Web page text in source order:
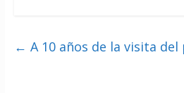
← A 10 años de la visita del